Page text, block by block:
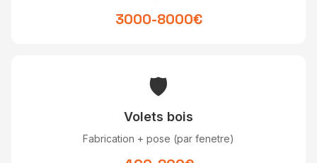
3000-8000€
🛡
Volets bois
Fabrication + pose (par fenetre)